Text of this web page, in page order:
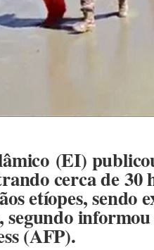
(EI)
cerca de 30
etíopes, sendo
informou
(AFP).